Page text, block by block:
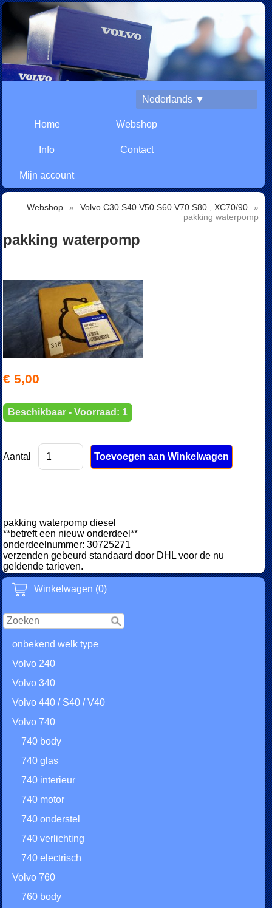
Nederlands ▼
Home Webshop
Info Contact
Mijn account
Winkelwagen (0)
onbekend welk type
Volvo 240
Volvo 340
Volvo 440 / S40 / V40
Volvo 740
740 body
740 glas
740 interieur
740 motor
740 onderstel
740 verlichting
740 electrisch
Volvo 760
760 body
Webshop » Volvo C30 S40 V50 S60 V70 S80 , XC70/90
»
pakking waterpomp
pakking waterpomp
€ 5,00
Beschikbaar - Voorraad: 1
Aantal
pakking waterpomp diesel
**betreft een nieuw onderdeel**
onderdeelnummer: 30725271
verzenden gebeurd standaard door DHL voor de nu
geldende tarieven.